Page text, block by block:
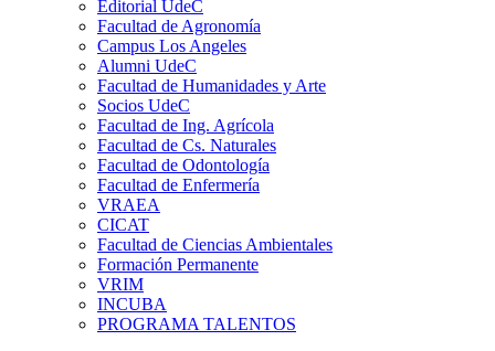
Editorial UdeC
Facultad de Agronomía
Campus Los Angeles
Alumni UdeC
Facultad de Humanidades y Arte
Socios UdeC
Facultad de Ing. Agrícola
Facultad de Cs. Naturales
Facultad de Odontología
Facultad de Enfermería
VRAEA
CICAT
Facultad de Ciencias Ambientales
Formación Permanente
VRIM
INCUBA
PROGRAMA TALENTOS